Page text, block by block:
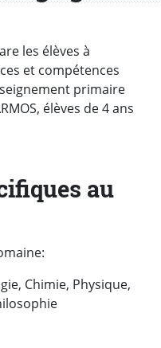
les élèves à
et compétences
primaire
élèves de 4 ans
au
Chimie, Physique,